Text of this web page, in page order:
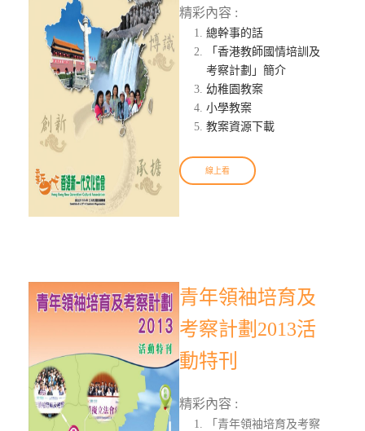
精彩內容 :
總幹事的話
「香港教師國情培訓及
考察計劃」簡介
幼稚園教案
小學教案
教案資源下載
線上看
青年領袖培育及
考察計劃2013活
動特刊
精彩內容 :
「青年領袖培育及考察